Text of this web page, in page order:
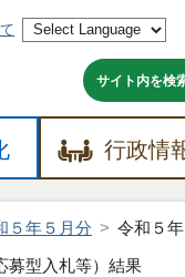
サイト内を検
行政情
５年５月分 令和５
型入札等）結果